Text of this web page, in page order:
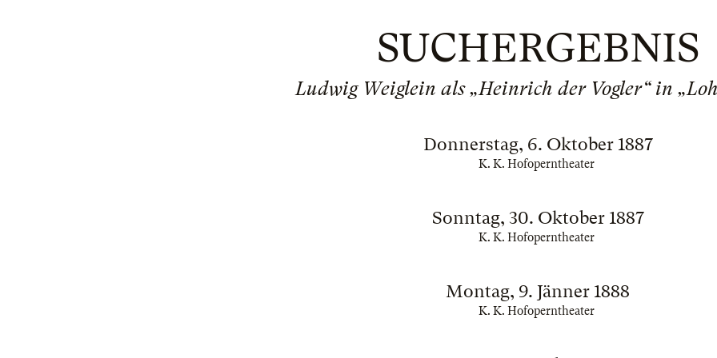
SUCHERGEBNIS
Ludwig Weiglein als „Heinrich der Vogler“ in
Donnerstag, 6. Oktober 1887
K. K. Hofoperntheater
Sonntag, 30. Oktober 1887
K. K. Hofoperntheater
Montag, 9. Jänner 1888
K. K. Hofoperntheater